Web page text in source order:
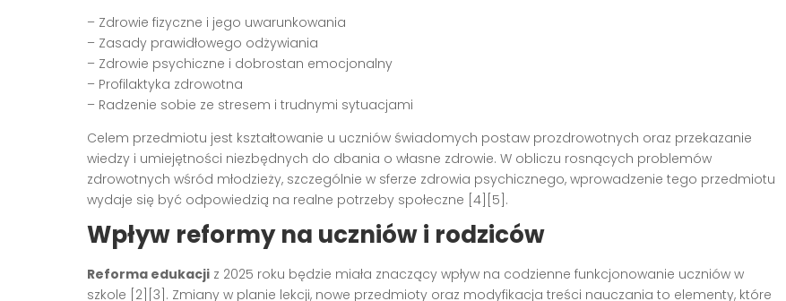
– Zdrowie fizyczne i jego uwarunkowania
– Zasady prawidłowego odżywiania
– Zdrowie psychiczne i dobrostan emocjonalny
– Profilaktyka zdrowotna
– Radzenie sobie ze stresem i trudnymi sytuacjami
Celem przedmiotu jest kształtowanie u uczniów świadomych postaw prozdrowotnych oraz przekazanie
wiedzy i umiejętności niezbędnych do dbania o własne zdrowie. W obliczu rosnących problemów
zdrowotnych wśród młodzieży, szczególnie w sferze zdrowia psychicznego, wprowadzenie tego przedmiotu
wydaje się być odpowiedzią na realne potrzeby społeczne [4][5].
Wpływ reformy na uczniów i rodziców
Reforma edukacji z 2025 roku będzie miała znaczący wpływ na codzienne funkcjonowanie uczniów w
szkole [2][3]. Zmiany w planie lekcji, nowe przedmioty oraz modyfikacja treści nauczania to elementy, które